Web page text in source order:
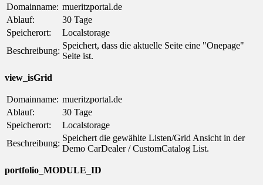
Domainname: mueritzportal.de
Ablauf:
30 Tage
Speicherort:
Localstorage
Beschreibung:
Speichert, dass die aktuelle Seite eine "Onepage"
Seite ist.
view_isGrid
Domainname: mueritzportal.de
Ablauf:
30 Tage
Speicherort:
Localstorage
Beschreibung:
Speichert die gewählte Listen/Grid Ansicht in der
Demo CarDealer / CustomCatalog List.
portfolio_MODULE_ID